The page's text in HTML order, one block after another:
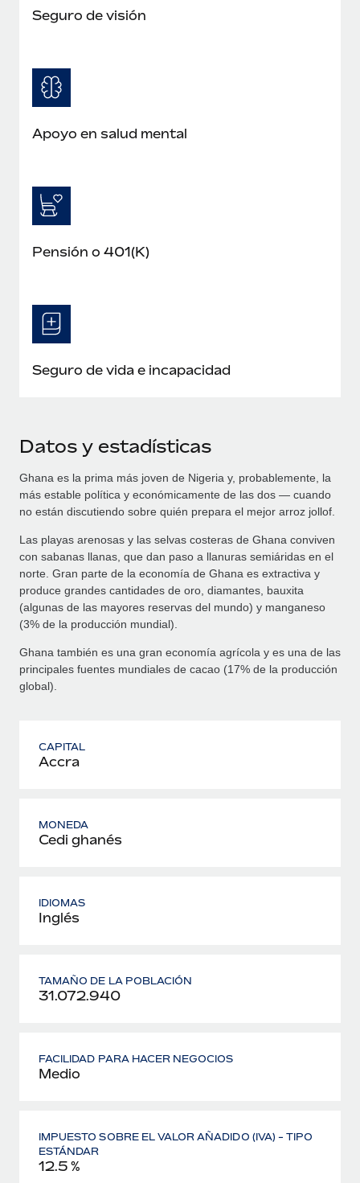
Seguro de visión
Apoyo en salud mental
Pensión o 401(K)
Seguro de vida e incapacidad
Datos y estadísticas
Ghana es la prima más joven de Nigeria y, probablemente, la
más estable política y económicamente de las dos — cuando
no están discutiendo sobre quién prepara el mejor arroz jollof.
Las playas arenosas y las selvas costeras de Ghana conviven
con sabanas llanas, que dan paso a llanuras semiáridas en el
norte. Gran parte de la economía de Ghana es extractiva y
produce grandes cantidades de oro, diamantes, bauxita
(algunas de las mayores reservas del mundo) y manganeso
(3% de la producción mundial).
Ghana también es una gran economía agrícola y es una de las
principales fuentes mundiales de cacao (17% de la producción
global).
CAPITAL
Accra
MONEDA
Cedi ghanés
IDIOMAS
Inglés
TAMAÑO DE LA POBLACIÓN
31.072.940
FACILIDAD PARA HACER NEGOCIOS
Medio
IMPUESTO SOBRE EL VALOR AÑADIDO (IVA) - TIPO
ESTÁNDAR
12.5 %